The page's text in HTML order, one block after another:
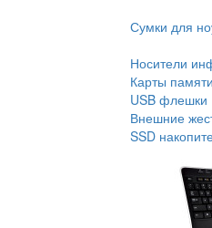
Сумки для
Носители
Карты памяти
USB флешки
Внешние
SSD